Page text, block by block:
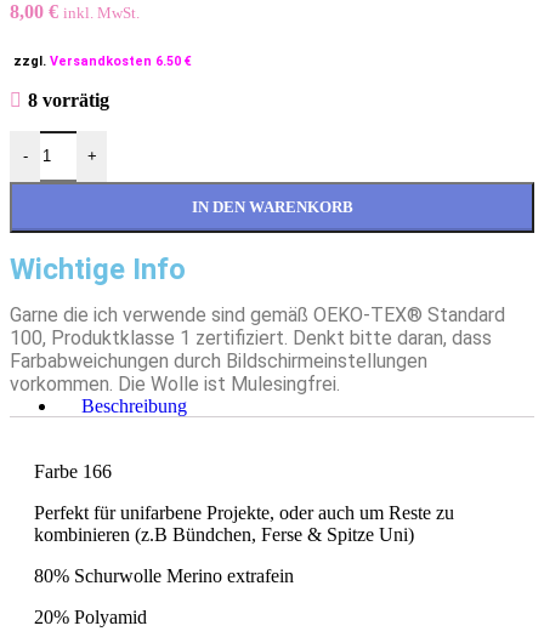
8,00 € inkl. MwSt.
zzgl. Versandkosten 6.50 €
8 vorrätig
- +
IN DEN WARENKORB
Wichtige Info
Garne die ich verwende sind gemäß OEKO-TEX® Standard
100, Produktklasse 1 zertifiziert. Denkt bitte daran, dass
Farbabweichungen durch Bildschirmeinstellungen
vorkommen. Die Wolle ist Mulesingfrei.
Beschreibung
Farbe 166
Perfekt für unifarbene Projekte, oder auch um Reste zu
kombinieren (z.B Bündchen, Ferse & Spitze Uni)
80% Schurwolle Merino extrafein
20% Polyamid